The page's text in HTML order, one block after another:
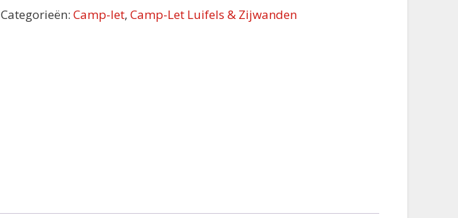
Luifel
aantal
Categorieën:Camp-let,Camp-Let Luifels & Zijwanden